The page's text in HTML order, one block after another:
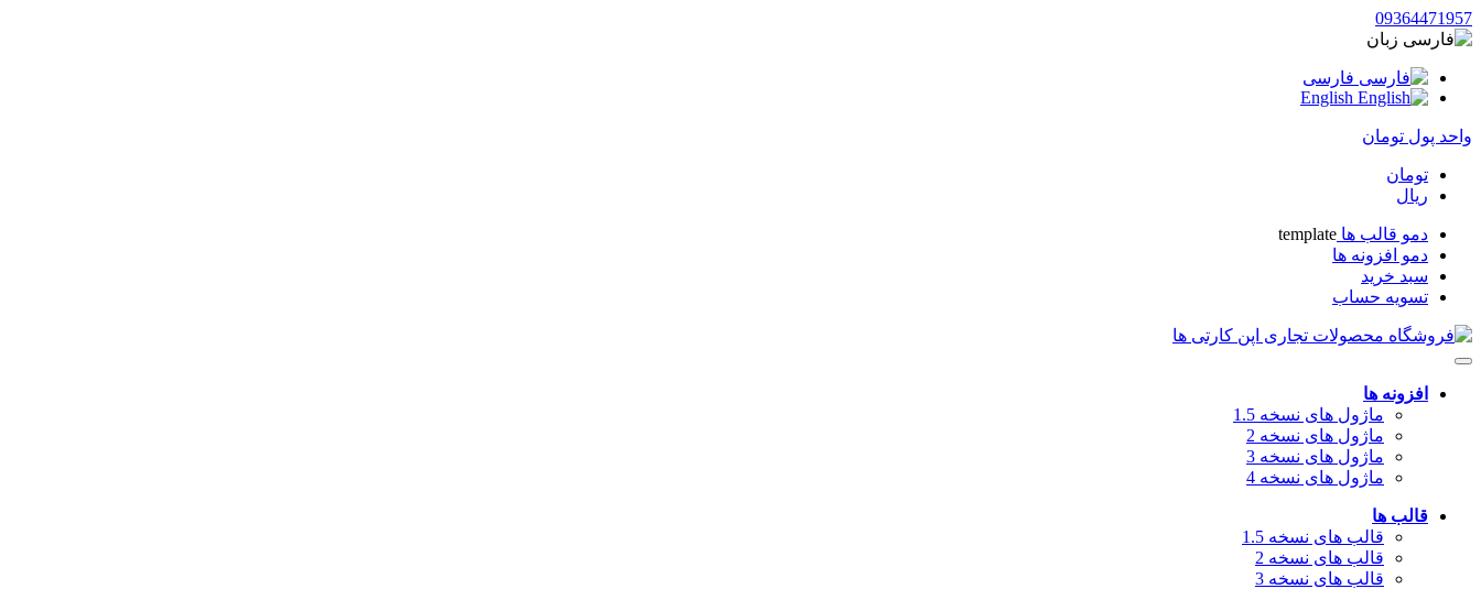
09364471957
زبان
فارسی
واحد پول تومان
تومان
ریال
دمو قالب ها template
دمو افزونه ها
سبد خرید
تسویه حساب
افزونه ها
ماژول های نسخه 1.5
ماژول های نسخه 2
ماژول های نسخه 3
ماژول های نسخه 4
قالب ها
قالب های نسخه 1.5
قالب های نسخه 2
قالب های نسخه 3